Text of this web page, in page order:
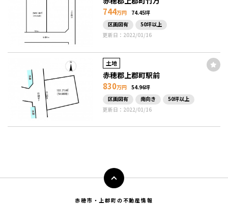
744万円
74.45坪
区画図有
50坪以上
更新日：2022/01/16
土地
赤穂郡上郡町駅前
830万円
54.96坪
区画図有
南向き
50坪以上
更新日：2022/01/16
赤穂市・上郡町の不動産情報